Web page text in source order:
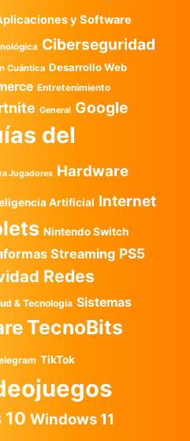
y Software
Ciberseguridad
Cuántica Desarrollo Web
Entretenimiento
General Google
del
Jugadores Hardware
Artificial Internet
Nintendo Switch
Streaming PS5
Redes
& Tecnología Sistemas
TecnoBits
TikTok
10 Windows 11